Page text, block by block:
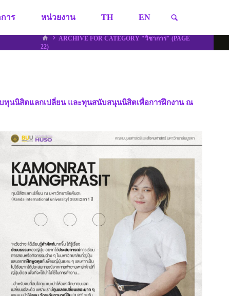
าร หน่วยงาน TH EN
HOMEARCHIVE FOR CATEGORY "วิชาการ" (PAGE
22)
นนิสิตแลกเปลี่ยน และทุนสนับสนุนนิสิตเพื่อการฝึกงาน ณ